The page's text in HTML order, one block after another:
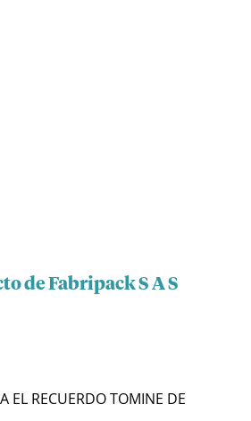
de Fabripack S A S
EL RECUERDO TOMINE DE